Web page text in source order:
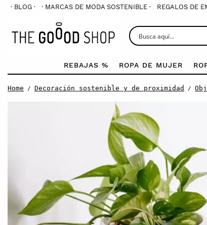
· BLOG · · MARCAS DE MODA SOSTENIBLE · REGALOS DE
REBAJAS % ROPA DE MUJER
Home / Decoración sostenible y de proximidad /